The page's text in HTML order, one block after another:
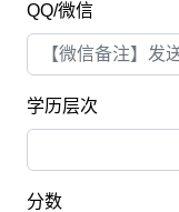
QQ/微信
学历层次
分数